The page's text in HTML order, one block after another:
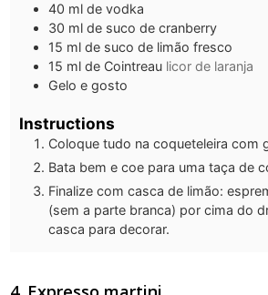
40 ml de vodka
30 ml de suco de cranberry
15 ml de suco de limão fresco
15 ml de Cointreau licor de laranja
Gelo e gosto
Instructions
Coloque tudo na coqueteleira com
Bata bem e coe para uma taça de
Finalize com casca de limão:
(sem a parte branca) por cima do
casca para decorar.